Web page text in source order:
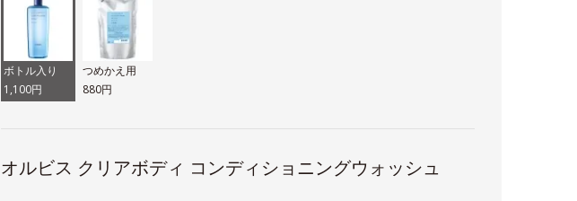
ボトル入り
1,100円
つめかえ用
880円
オルビス クリアボディ コンディショニングウォッシュ